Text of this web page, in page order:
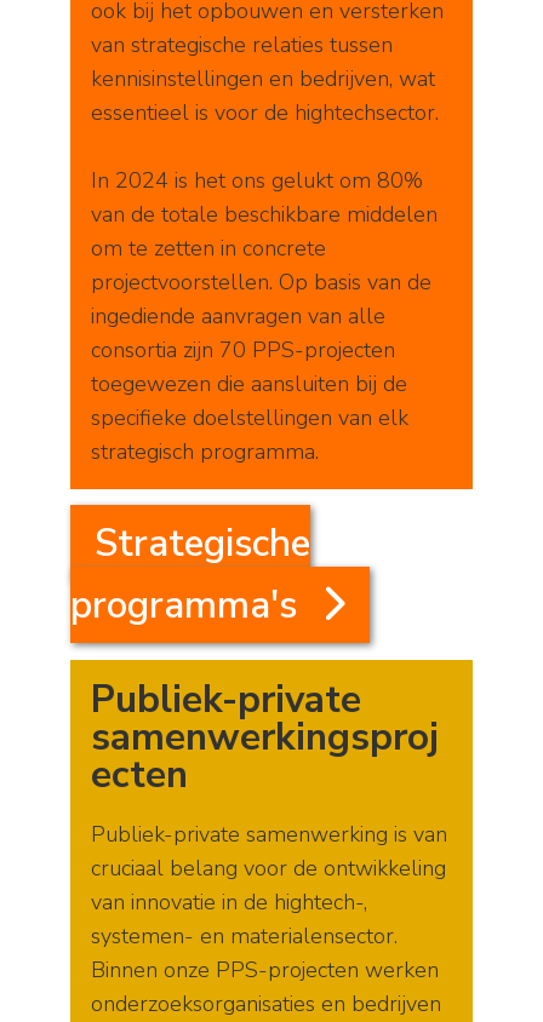
ook bij het opbouwen en versterken
van strategische relaties tussen
kennisinstellingen en bedrijven, wat
essentieel is voor de hightechsector.
In 2024 is het ons gelukt om 80%
van de totale beschikbare middelen
om te zetten in concrete
projectvoorstellen. Op basis van de
ingediende aanvragen van alle
consortia zijn 70 PPS-projecten
toegewezen die aansluiten bij de
specifieke doelstellingen van elk
strategisch programma.
Strategische
programma's
Publiek-private
samenwerkingsproj
ecten
Publiek-private samenwerking is van
cruciaal belang voor de ontwikkeling
van innovatie in de hightech-,
systemen- en materialensector.
Binnen onze PPS-projecten werken
onderzoeksorganisaties en bedrijven